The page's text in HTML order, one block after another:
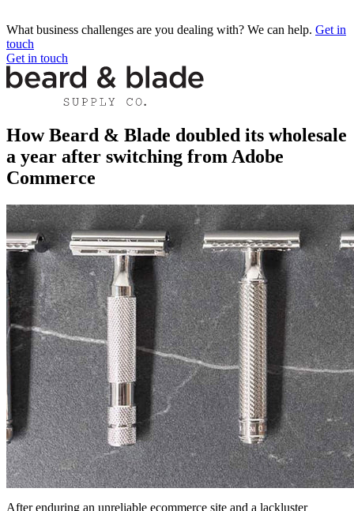
What business challenges are you dealing with? We can help. Get in
touch
Get in touch
How Beard & Blade doubled its wholesale
a year after switching from Adobe
Commerce
After enduring an unreliable ecommerce site and a lackluster